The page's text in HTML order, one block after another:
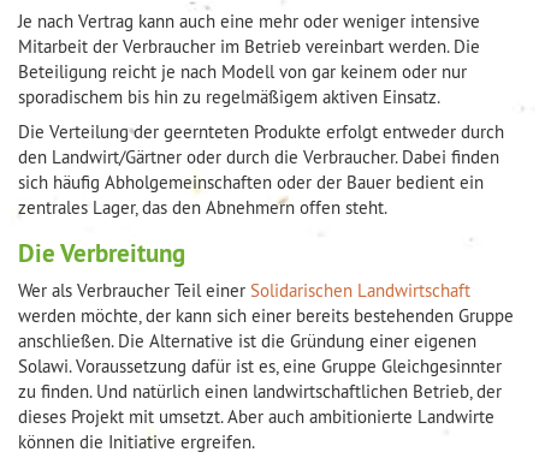
Je nach Vertrag kann auch eine mehr oder weniger intensive
Mitarbeit der Verbraucher im Betrieb vereinbart werden. Die
Beteiligung reicht je nach Modell von gar keinem oder nur
sporadischem bis hin zu regelmäßigem aktiven Einsatz.
Die Verteilung der geernteten Produkte erfolgt entweder durch
den Landwirt/Gärtner oder durch die Verbraucher. Dabei finden
sich häufig Abholgemeinschaften oder der Bauer bedient ein
zentrales Lager, das den Abnehmern offen steht.
Die Verbreitung
Wer als Verbraucher Teil einer Solidarischen Landwirtschaft
werden möchte, der kann sich einer bereits bestehenden Gruppe
anschließen. Die Alternative ist die Gründung einer eigenen
Solawi. Voraussetzung dafür ist es, eine Gruppe Gleichgesinnter
zu finden. Und natürlich einen landwirtschaftlichen Betrieb, der
dieses Projekt mit umsetzt. Aber auch ambitionierte Landwirte
können die Initiative ergreifen.